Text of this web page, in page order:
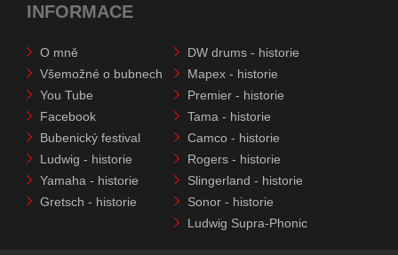
INFORMACE
O mně
Všemožné o bubnech
You Tube
Facebook
Bubenický festival
Ludwig - historie
Yamaha - historie
Gretsch - historie
DW drums - historie
Mapex - historie
Premier - historie
Tama - historie
Camco - historie
Rogers - historie
Slingerland - historie
Sonor - historie
Ludwig Supra-Phonic